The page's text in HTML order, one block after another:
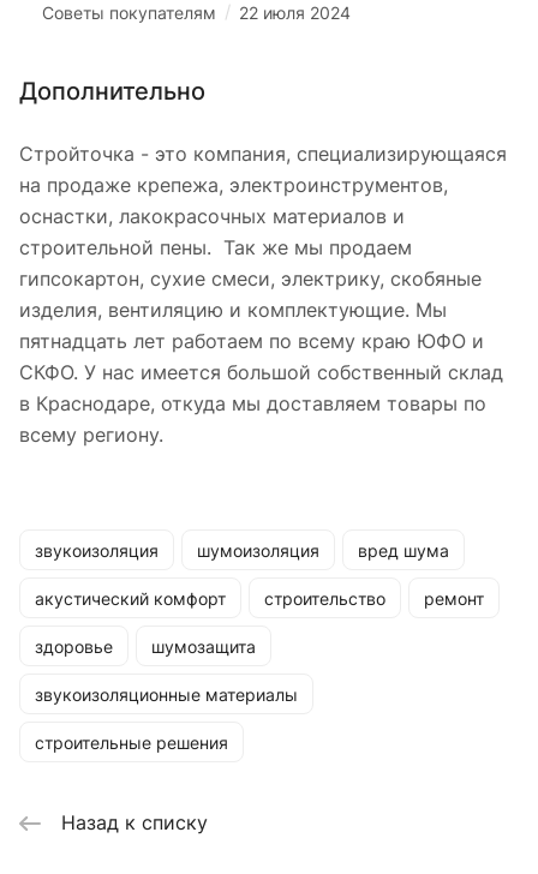
Советы покупателям / 22 июля 2024
Дополнительно
Стройточка - это компания, специализирующаяся
на продаже крепежа, электроинструментов,
оснастки, лакокрасочных материалов и
строительной пены. Так же мы продаем
гипсокартон, сухие смеси, электрику, скобяные
изделия, вентиляцию и комплектующие. Мы
пятнадцать лет работаем по всему краю ЮФО и
СКФО. У нас имеется большой собственный склад
в Краснодаре, откуда мы доставляем товары по
всему региону.
звукоизоляция шумоизоляция вред шума
акустический комфорт строительство ремонт
здоровье шумозащита
звукоизоляционные материалы
строительные решения
Назад к списку